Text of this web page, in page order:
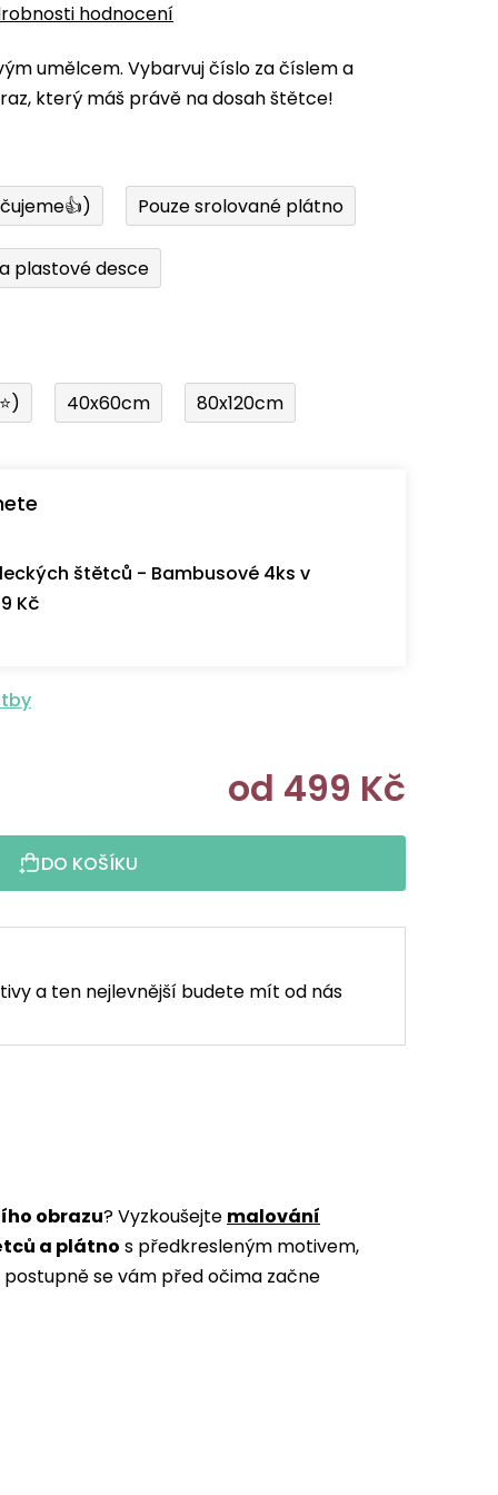
hodnocení
umělcem. Vybarvuj číslo za číslem a
který máš právě na dosah štětce!
Pouze srolované plátno
plastové desce
40x60cm 80x120cm
štětců - Bambusové 4ks v
Kč
od 499 Kč
DO KOŠÍKU
a ten nejlevnější budete mít od nás
obrazu? Vyzkoušejte malování
a plátno s předkresleným motivem,
se vám před očima začne